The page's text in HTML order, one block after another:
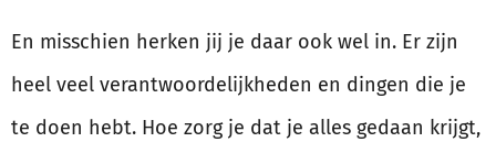
En misschien herken jij je daar ook wel in. Er zijn
heel veel verantwoordelijkheden en dingen die je
te doen hebt. Hoe zorg je dat je alles gedaan krijgt,